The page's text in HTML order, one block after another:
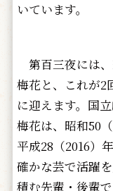
いています。
第百三夜には
梅花と、これが2
に迎えます。国
梅花は、昭和50
平成28（2016）
確かな芸で活躍
積む先輩・後輩